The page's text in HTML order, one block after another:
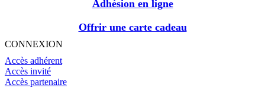
Adhésion en ligne
Offrir une carte cadeau
CONNEXION
Accès adhérent
Accès invité
Accès partenaire